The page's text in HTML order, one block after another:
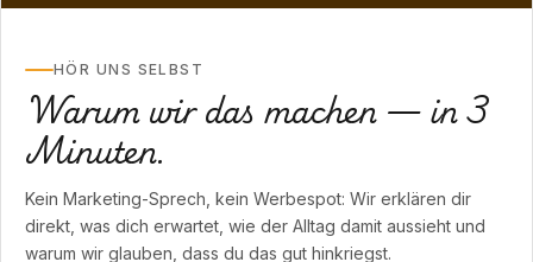
HÖR UNS SELBST
Warum wir das machen — in 3
Minuten.
Kein Marketing-Sprech, kein Werbespot: Wir erklären dir
direkt, was dich erwartet, wie der Alltag damit aussieht und
warum wir glauben, dass du das gut hinkriegst.